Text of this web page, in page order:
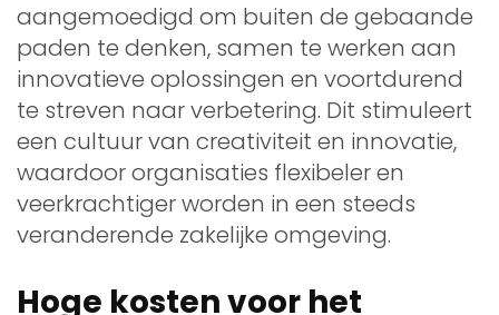
aangemoedigd om buiten de gebaande
paden te denken, samen te werken aan
innovatieve oplossingen en voortdurend
te streven naar verbetering. Dit stimuleert
een cultuur van creativiteit en innovatie,
waardoor organisaties flexibeler en
veerkrachtiger worden in een steeds
veranderende zakelijke omgeving.
Hoge kosten voor het